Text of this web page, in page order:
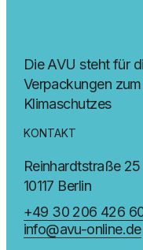
Die AVU steht für
Verpackungen
Klimaschutzes
KONTAKT
Reinhardtstraße 25
10117 Berlin
+49 30 206 426
info@avu-online.de